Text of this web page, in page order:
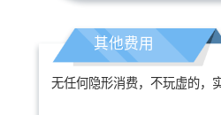
其他费用
无任何隐形消费，不玩虚的，